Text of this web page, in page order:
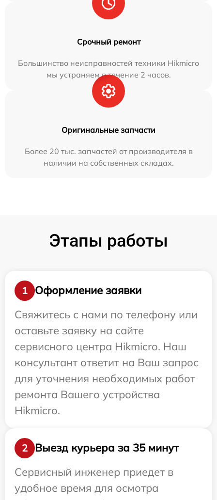
Срочный ремонт
Большинство неисправностей техники Hikmicro
мы устраняем в течение 2 часов.
Оригинальные запчасти
Более 20 тыс. запчастей от производителя в
наличии на собственных складах.
Этапы работы
1
Оформление заявки
Свяжитесь с нами по телефону или
оставьте заявку на сайте
сервисного центра Hikmicro. Наш
консультант ответит на Ваш запрос
для уточнения необходимых работ
ремонта Вашего устройства
Hikmicro.
2
Выезд курьера за 35 минут
Сервисный инженер приедет в
удобное время для осмотра